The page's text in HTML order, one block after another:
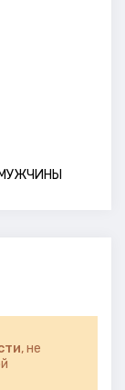
МУЖЧИНЫ
, не